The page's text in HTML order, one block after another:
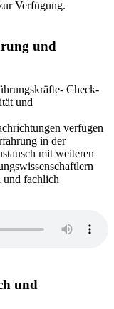
Verfügung.
und
Check-
und
verfügen
in der
mit weiteren
und fachlich
und